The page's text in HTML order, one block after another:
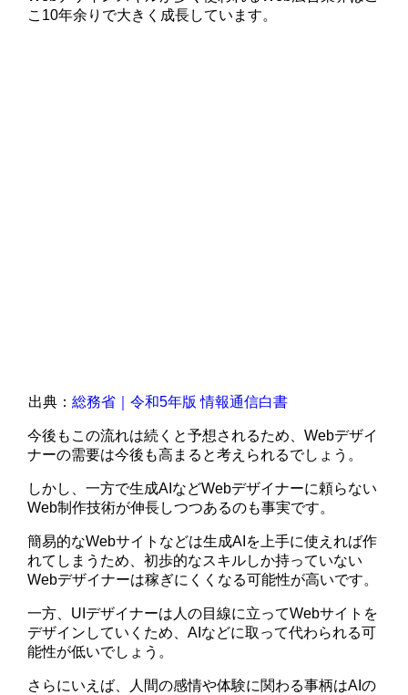
こ10年余りで大きく成長しています。
出典： 総務省｜令和5年版 情報通信白書
今後もこの流れは続くと予想されるため、Webデザイ
ナーの需要は今後も高まると考えられるでしょう。
しかし、一方で生成AIなどWebデザイナーに頼らない
Web制作技術が伸長しつつあるのも事実です。
簡易的なWebサイトなどは生成AIを上手に使えれば作
れてしまうため、初歩的なスキルしか持っていない
Webデザイナーは稼ぎにくくなる可能性が高いです。
一方、UIデザイナーは人の目線に立ってWebサイトを
デザインしていくため、AIなどに取って代わられる可
能性が低いでしょう。
さらにいえば、人間の感情や体験に関わる事柄はAIの